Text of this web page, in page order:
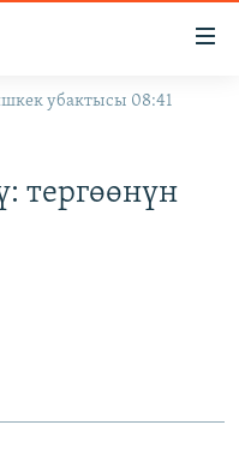
убактысы 08:41
тергөөнүн